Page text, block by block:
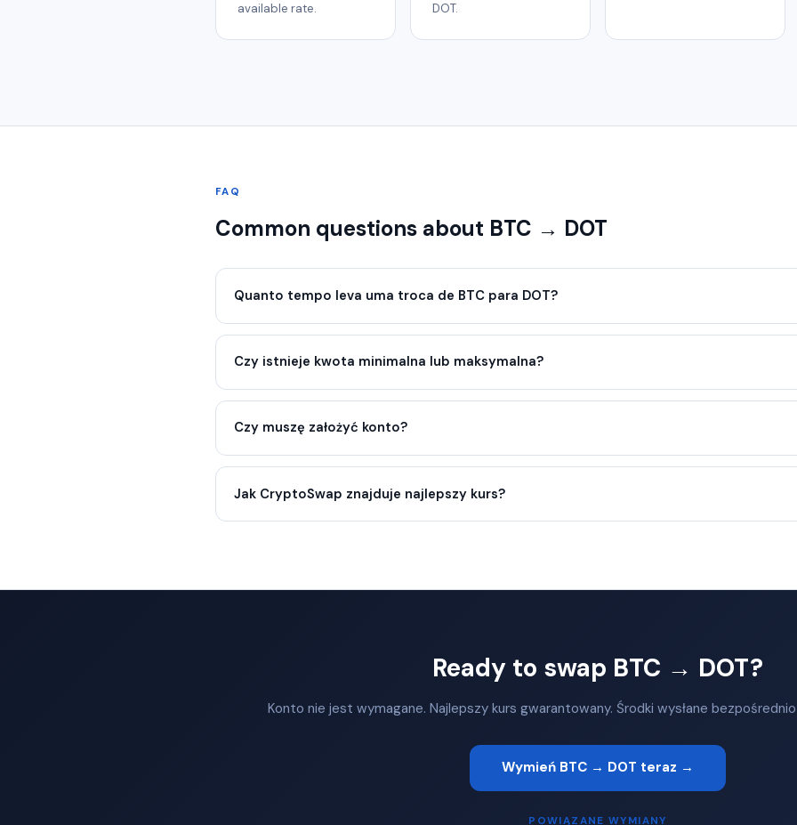
available rate.
DOT.
FAQ
Common questions about BTC → DOT
Quanto tempo leva uma troca de BTC para DOT?
Czy istnieje kwota minimalna lub maksymalna?
Czy muszę założyć konto?
Jak CryptoSwap znajduje najlepszy kurs?
Ready to swap BTC → DOT?
Konto nie jest wymagane. Najlepszy kurs gwarantowany. Środki wysłane
Wymień BTC → DOT teraz →
POWIĄZANE WYMIANY